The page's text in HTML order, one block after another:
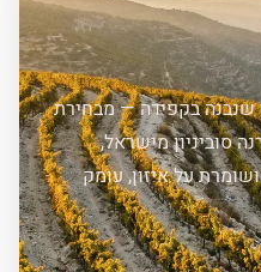
שנבנה בקפידה — מבחירת
סוביניון מישראל,
על איזון, עומק